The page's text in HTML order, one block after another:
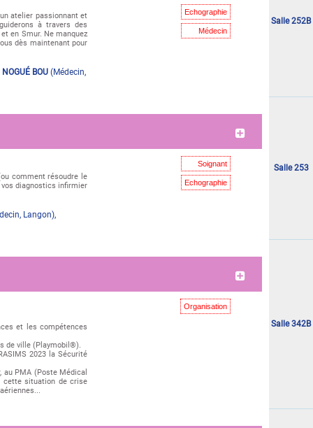
Echographie
Médecin
atelier passionnant et
à travers des
en Smur. Ne manquez
dès maintenant pour
BOU (Médecin,
Salle 252B
Soignant
Echographie
comment résoudre le
diagnostics infirmier
, Langon),
Salle 253
Organisation
et les compétences
de ville (Playmobil®).
2023 la Sécurité
PMA (Poste Médical
cette situation de crise
Salle 342B